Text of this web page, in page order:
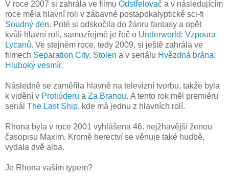
V roce 2007 si zahrála ve filmu Odstřelovač a v následujícím
roce měla hlavní roli v zábavné postapokalyptické sci-fi
Soudný den. Poté si odskočila do žánru fantasy a opět
kvůli hlavní roli, samozřejmě je řeč o Underworld: Vzpoura
Lycanů. Ve stejném roce, tedy 2009, si ještě zahrála ve
filmech Separation City, Stolen a v seriálu Hvězdná brána:
Hluboký vesmír.
Následně se zaměřila hlavně na televizní tvorbu, takže byla
k vidění v Protiúderu a Za Branou. A tento rok měl premiéru
seriál The Last Ship, kde má jednu z hlavních rolí.
Rhona byla v roce 2001 vyhlášena 46. nejžhavější ženou
časopisu Maxim. Kromě herectví se věnuje také hudbě,
vydala dvě alba.
Je Rhona vaším typem?